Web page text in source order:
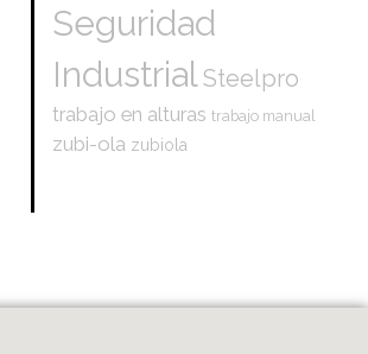
Seguridad
IndustrialSteelpro
trabajo en alturas trabajo manual
zubi-ola zubiola